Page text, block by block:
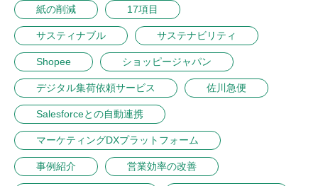
紙の削減 17項目
サスティナブル サステナビリティ
Shopee ショッピージャパン
デジタル集荷依頼サービス 佐川急便
Salesforceとの自動連携
マーケティングDXプラットフォーム
事例紹介 営業効率の改善